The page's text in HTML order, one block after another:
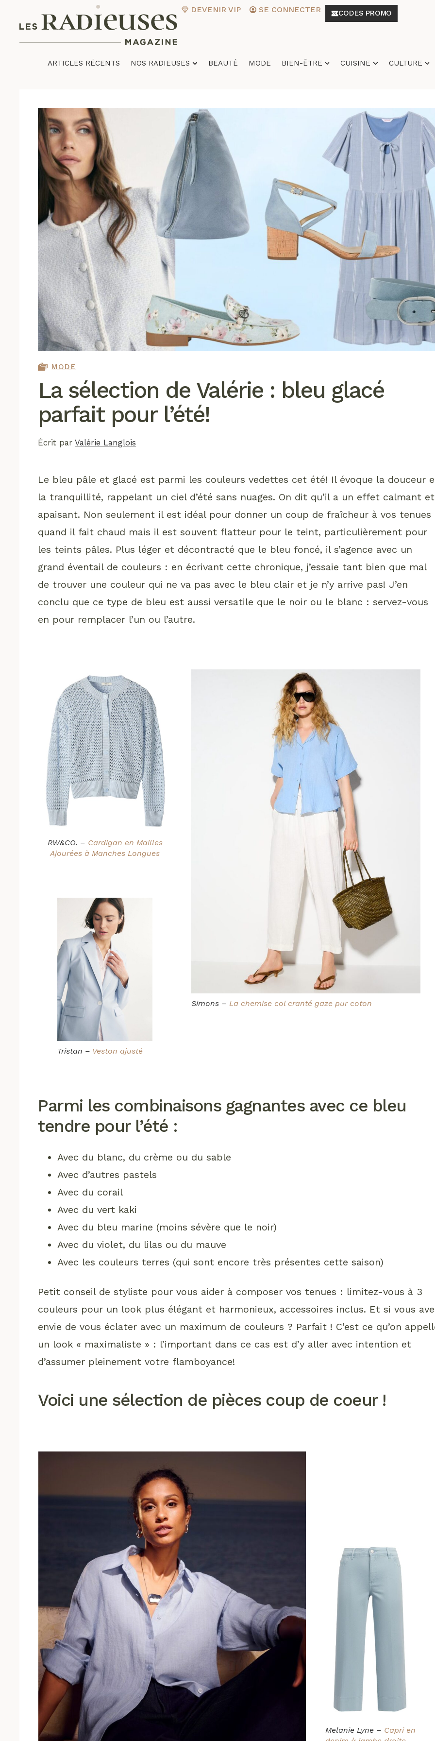
DEVENIR VIP SE CONNECTER CODES PROMO
ARTICLES RÉCENTS NOS RADIEUSES BEAUTÉ MODE BIEN-ÊTRE CUISINE CULTURE
MODE
La sélection de Valérie : bleu glacé
parfait pour l’été!
Écrit parValérie Langlois
Le bleu pâle et glacé est parmi les couleurs vedettes cet été! Il évoque la douceur
la tranquillité, rappelant un ciel d’été sans nuages. On dit qu’il a un effet calmant et
apaisant. Non seulement il est idéal pour donner un coup de fraîcheur à vos tenues
quand il fait chaud mais il est souvent flatteur pour le teint, particulièrement pour
les teints pâles. Plus léger et décontracté que le bleu foncé, il s’agence avec un
grand éventail de couleurs : en écrivant cette chronique, j’essaie tant bien que mal
de trouver une couleur qui ne va pas avec le bleu clair et je n’y arrive pas! J’en
conclu que ce type de bleu est aussi versatile que le noir ou le blanc : servez-vous
en pour remplacer l’un ou l’autre.
RW&CO. – Cardigan en Mailles
Ajourées à Manches Longues
Tristan – Veston ajusté
Simons – La chemise col cranté gaze pur coton
Parmi les combinaisons gagnantes avec ce bleu
tendre pour l’été :
Avec du blanc, du crème ou du sable
Avec d’autres pastels
Avec du corail
Avec du vert kaki
Avec du bleu marine (moins sévère que le noir)
Avec du violet, du lilas ou du mauve
Avec les couleurs terres (qui sont encore très présentes cette saison)
Petit conseil de styliste pour vous aider à composer vos tenues : limitez-vous à 3
couleurs pour un look plus élégant et harmonieux, accessoires inclus. Et si vous
envie de vous éclater avec un maximum de couleurs ? Parfait ! C’est ce qu’on
un look « maximaliste » : l’important dans ce cas est d’y aller avec intention et
d’assumer pleinement votre flamboyance!
Voici une sélection de pièces coup de coeur !
Melanie Lyne – Capri en